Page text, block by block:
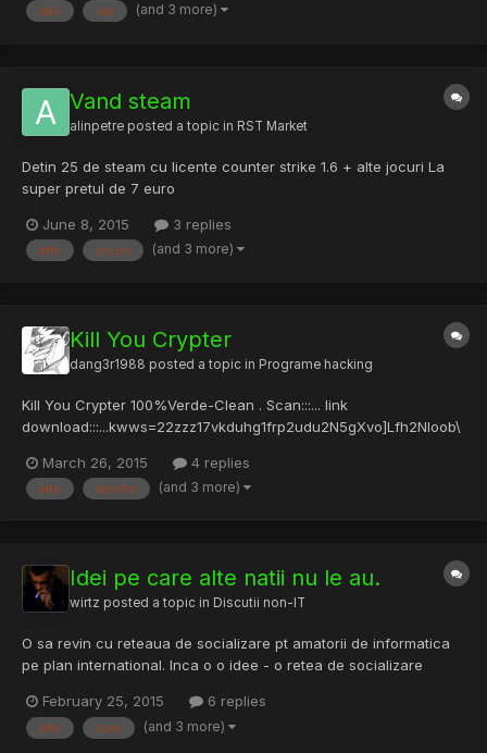
alte cat (and 3 more)
Vand steam
alinpetre posted a topic in RST Market
Detin 25 de steam cu licente counter strike 1.6 + alte jocuri La
super pretul de 7 euro
June 8, 2015 3 replies
alte jocuri (and 3 more)
Kill You Crypter
dang3r1988 posted a topic in Programe hacking
Kill You Crypter 100%Verde-Clean . Scan:::... link
download:::...kwws=22zzz17vkduhg1frp2udu2N5gXvo]Lfh2Nloob\
Atentie!!! nu mai cereti alte hint.uri nu mai dau!!!
March 26, 2015 4 replies
alte atentie (and 3 more)
Idei pe care alte natii nu le au.
wirtz posted a topic in Discutii non-IT
O sa revin cu reteaua de socializare pt amatorii de informatica
pe plan international. Inca o o idee - o retea de socializare
de rand). Rog si alte persoane sa vina cu idei noi pe care alte
natii idioate nu le au. Retineti ca un jidan...
February 25, 2015 6 replies
alte care (and 3 more)